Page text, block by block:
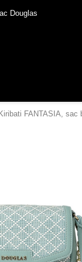
Douglas
Kiribati FANTASIA, sac